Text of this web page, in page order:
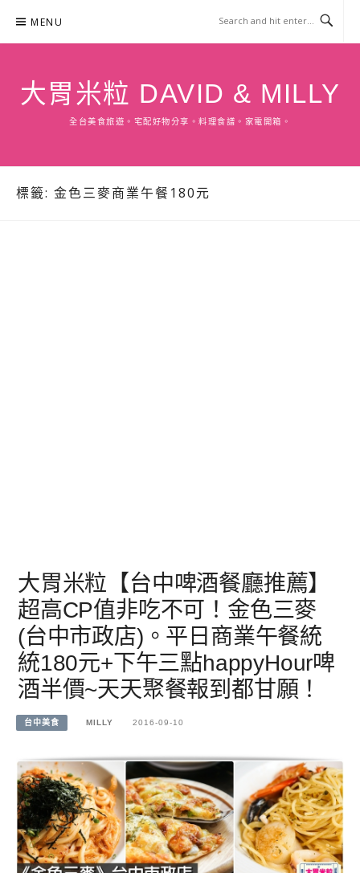
content
MENU
大胃米粒 DAVID & MILLY
全台美食旅遊。宅配好物分享。料理食譜。家電開箱。
標籤: 金色三麥商業午餐180元
大胃米粒【台中啤酒餐廳推薦】
超高CP值非吃不可！金色三麥
(台中市政店)。平日商業午餐統
統180元+下午三點happyHour啤
酒半價~天天聚餐報到都甘願！
台中美食 MILLY 2016-09-10